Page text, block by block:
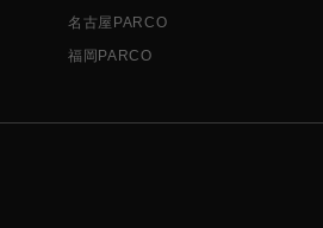
名古屋PARCO
福岡PARCO